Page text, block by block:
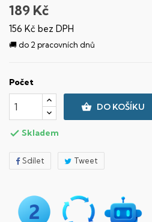
189 Kč
156 Kč bez DPH
🚚 do 2 pracovních dnů
Počet
 DO KOŠÍKU
 Skladem
Sdílet Tweet